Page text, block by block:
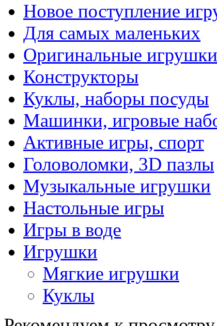
Новое поступление
Для самых маленьких
Оригинальные игрушки
Конструкторы
Куклы, наборы посуды
Машинки, игровые
Активные игры, спорт
Головоломки, 3D пазлы
Музыкальные игрушки
Настольные игры
Игры в воде
Игрушки
Мягкие игрушки
Куклы